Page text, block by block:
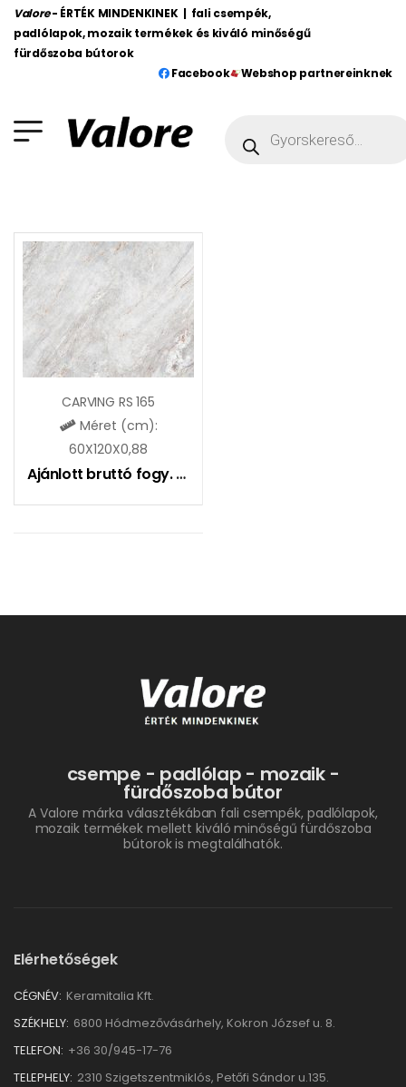
Valore - ÉRTÉK MINDENKINEK | fali csempék,
padlólapok, mozaik termékek és kiváló minőségű
fürdőszoba bútorok
Facebook
Webshop partnereinknek
CARVING RS 165
Méret (cm):
60X120X0,88
Ajánlott bruttó fogy. ár:
csempe - padlólap - mozaik -
fürdőszoba bútor
A Valore márka választékában fali csempék, padlólapok,
mozaik termékek mellett kiváló minőségű fürdőszoba
bútorok is megtalálhatók.
Elérhetőségek
CÉGNÉV: Keramitalia Kft.
SZÉKHELY: 6800 Hódmezővásárhely, Kokron József u. 8.
TELEFON: +36 30/945-17-76
TELEPHELY: 2310 Szigetszentmiklós, Petőfi Sándor u.135.